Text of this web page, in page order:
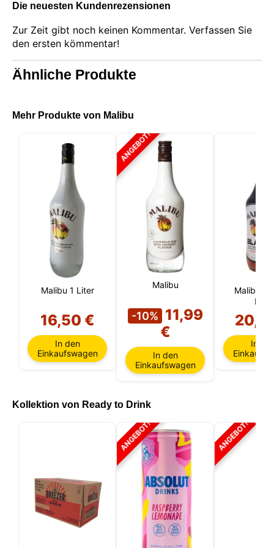
Die neuesten Kundenrezensionen
Zur Zeit gibt noch keinen Kommentar. Verfassen Sie
den ersten kömmentar!
Ähnliche Produkte
Mehr Produkte von Malibu
Malibu 1 Liter
16,50 €
In den
Einkaufswagen
ANGEBOT!
Malibu
-10% 11,99
€
In den
Einkaufswagen
Malibu
Liter
In
Kollektion von Ready to Drink
ANGEBOT! ANGEBOT!
Diese Website verwendet Cookies
Unsere Website verwendet Cookies, die